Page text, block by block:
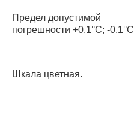
Предел допустимой
погрешности +0,1°С; -0,1°С
Шкала цветная.